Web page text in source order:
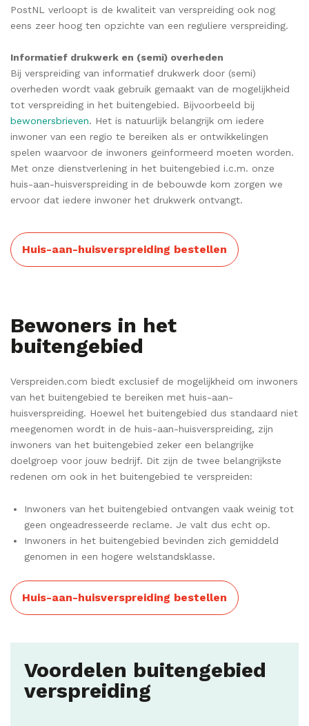
PostNL verloopt is de kwaliteit van verspreiding ook nog
eens zeer hoog ten opzichte van een reguliere verspreiding.
Informatief drukwerk en (semi) overheden
Bij verspreiding van informatief drukwerk door (semi)
overheden wordt vaak gebruik gemaakt van de mogelijkheid
tot verspreiding in het buitengebied. Bijvoorbeeld bij
bewonersbrieven. Het is natuurlijk belangrijk om iedere
inwoner van een regio te bereiken als er ontwikkelingen
spelen waarvoor de inwoners geïnformeerd moeten worden.
Met onze dienstverlening in het buitengebied i.c.m. onze
huis-aan-huisverspreiding in de bebouwde kom zorgen we
ervoor dat iedere inwoner het drukwerk ontvangt.
Huis-aan-huisverspreiding bestellen
Bewoners in het
buitengebied
Verspreiden.com biedt exclusief de mogelijkheid om inwoners
van het buitengebied te bereiken met huis-aan-
huisverspreiding. Hoewel het buitengebied dus standaard niet
meegenomen wordt in de huis-aan-huisverspreiding, zijn
inwoners van het buitengebied zeker een belangrijke
doelgroep voor jouw bedrijf. Dit zijn de twee belangrijkste
redenen om ook in het buitengebied te verspreiden:
Inwoners van het buitengebied ontvangen vaak weinig tot
geen ongeadresseerde reclame. Je valt dus echt op.
Inwoners in het buitengebied bevinden zich gemiddeld
genomen in een hogere welstandsklasse.
Huis-aan-huisverspreiding bestellen
Voordelen buitengebied
verspreiding